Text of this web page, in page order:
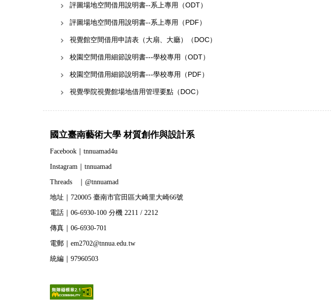
評圖場地空間借用說明書--系上專用（ODT）
評圖場地空間借用說明書--系上專用（PDF）
視覺館空間借用申請表（大扇、大廳）（DOC）
校園空間借用細節說明書---學校專用（ODT）
校園空間借用細節說明書---學校專用（PDF）
視覺學院視覺館場地借用管理要點（DOC）
國立臺南藝術大學 材質創作與設計系
Facebook｜tnnuamad4u
Instagram｜tnnuamad
Threads ｜@tnnuamad
地址｜720005 臺南市官田區大崎里大崎66號
電話｜06-6930-100 分機 2211 / 2212
傳真｜06-6930-701
電郵｜em2702@tnnua.edu.tw
統編｜97960503